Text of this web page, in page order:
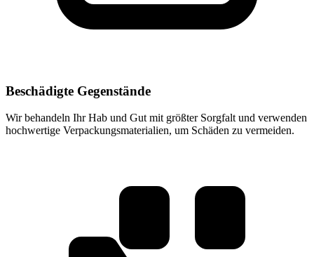
Beschädigte Gegenstände
Wir behandeln Ihr Hab und Gut mit größter Sorgfalt und verwenden
hochwertige Verpackungsmaterialien, um Schäden zu vermeiden.